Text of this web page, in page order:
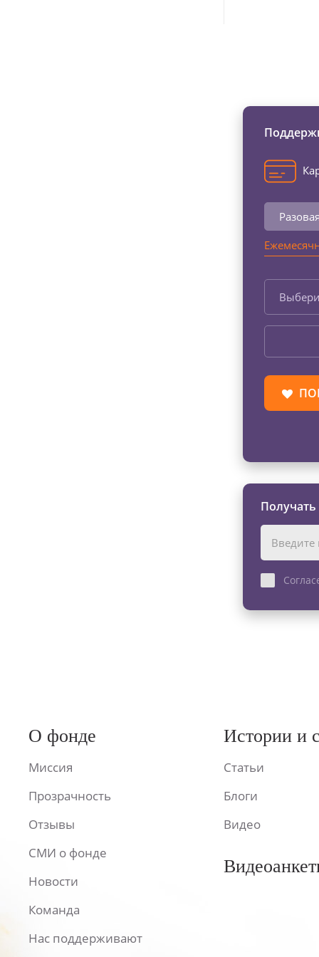
О фонде
Миссия
Прозрачность
Отзывы
СМИ о фонде
Новости
Команда
Нас поддерживают
Истории и
Статьи
Блоги
Видео